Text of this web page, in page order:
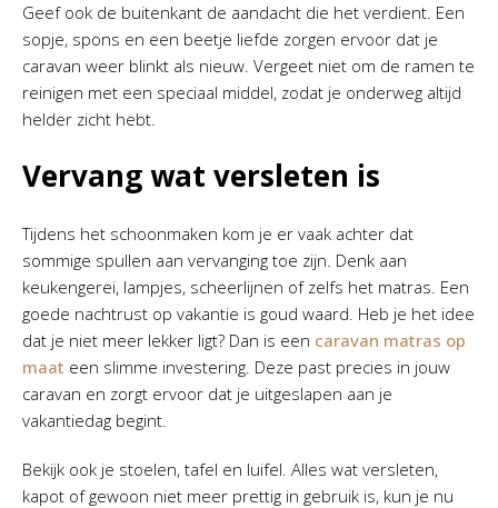
Geef ook de buitenkant de aandacht die het verdient. Een
sopje, spons en een beetje liefde zorgen ervoor dat je
caravan weer blinkt als nieuw. Vergeet niet om de ramen te
reinigen met een speciaal middel, zodat je onderweg altijd
helder zicht hebt.
Vervang wat versleten is
Tijdens het schoonmaken kom je er vaak achter dat
sommige spullen aan vervanging toe zijn. Denk aan
keukengerei, lampjes, scheerlijnen of zelfs het matras. Een
goede nachtrust op vakantie is goud waard. Heb je het idee
dat je niet meer lekker ligt? Dan is een caravan matras op
maat een slimme investering. Deze past precies in jouw
caravan en zorgt ervoor dat je uitgeslapen aan je
vakantiedag begint.
Bekijk ook je stoelen, tafel en luifel. Alles wat versleten,
kapot of gewoon niet meer prettig in gebruik is, kun je nu